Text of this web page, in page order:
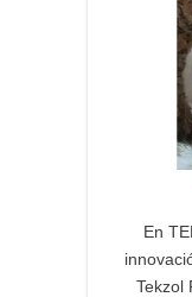
En
Tekzol